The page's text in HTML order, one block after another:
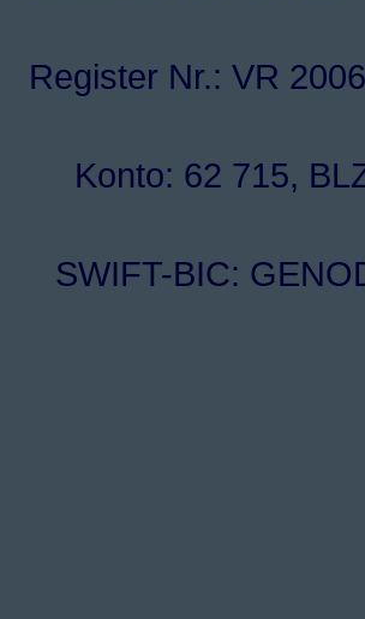
Register Nr.: VR
Konto: 62 715,
SWIFT-BIC: